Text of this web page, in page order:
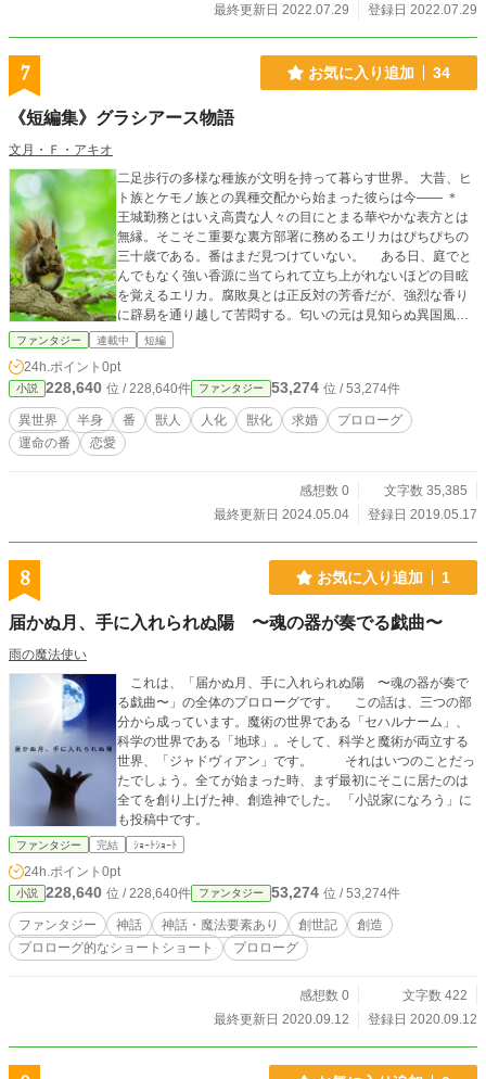
最終更新日 2022.07.29
登録日 2022.07.29
7 お気に入り追加 34
《短編集》グラシアース物語
文月・Ｆ・アキオ
二足歩行の多様な種族が文明を持って暮らす世界。 大昔、ヒ
ト族とケモノ族との異種交配から始まった彼らは今―― ＊
王城勤務とはいえ高貴な人々の目にとまる華やかな表方とは
無縁。そこそこ重要な裏方部署に務めるエリカはぴちぴちの
三十歳である。番はまだ見つけていない。 ある日、庭でと
んでもなく強い香源に当てられて立ち上がれないほどの目眩
を覚えるエリカ。腐敗臭とは正反対の芳香だが、強烈な香り
に辟易を通り越して苦悶する。匂いの元は見知らぬ異国風情
の男だということが判り……なぜかその男は翌日からエリカ
カと、申し訳ないと言いつつも接近してくる傍迷惑な公害男
の目的は―― （青い瞳のあなた） •―――――――――――•
表題作を含めた様々な人々の日常もしくは恋愛模様を描く、
断片的な小説集《異世界･獣人版》。 舞台となる土地や時代
の設定はランダムで、別の話と繋がりがあったり無かった
種族婚、異文化・異世界の話が書いてみたいがためのプロロ
ーグ的な短い話。 R18版は「ムーンライトノベルズ」で連
ファンタジー 連載中 短編
24h.ポイント 0pt
小説 228,640 位 / 228,640件 ファンタジー 53,274 位 / 53,274件
異世界 半身 番 獣人 人化 獣化 求婚
プロローグ
運命の番
恋愛
感想数 0
文字数 35,385
最終更新日 2024.05.04
登録日 2019.05.17
8 お気に入り追加 1
届かぬ月、手に入れられぬ陽 〜魂の器が奏でる戯曲〜
雨の魔法使い
これは、「届かぬ月、手に入れられぬ陽 〜魂の器が奏で
る戯曲〜」の全体のプロローグです。 この話は、三つの部
分から成っています。魔術の世界である「セハルナーム」、
科学の世界である「地球」。そして、科学と魔術が両立する
世界、「ジャドヴィアン」です。 それはいつのことだっ
たでしょう。全てが始まった時、まず最初にそこに居たのは
全てを創り上げた神、創造神でした。 「小説家になろう」に
も投稿中です。
ファンタジー 完結 ｼｮｰﾄｼｮｰﾄ
24h.ポイント 0pt
小説 228,640 位 / 228,640件 ファンタジー 53,274 位 / 53,274件
ファンタジー 神話 神話・魔法要素あり 創世記
創造
プロローグ的なショートショート
プロローグ
感想数 0
文字数 422
最終更新日 2020.09.12
登録日 2020.09.12